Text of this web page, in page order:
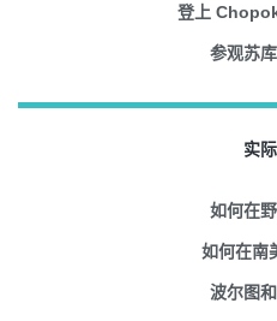
登上
参观苏
实
如何在
如何在南
波尔图